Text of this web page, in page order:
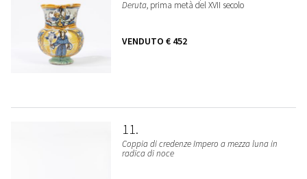
Deruta, prima metà del XVII secolo
VENDUTO € 452
11
Coppia di credenze Impero a mezza luna in
radica di noce